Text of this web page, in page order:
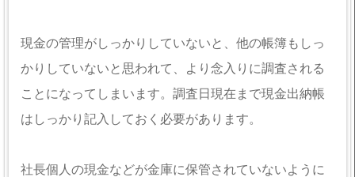
現金の管理がしっかりしていないと、他の帳簿もしっ
かりしていないと思われて、より念入りに調査される
ことになってしまいます。調査日現在まで現金出納帳
はしっかり記入しておく必要があります。
社長個人の現金などが金庫に保管されていないように